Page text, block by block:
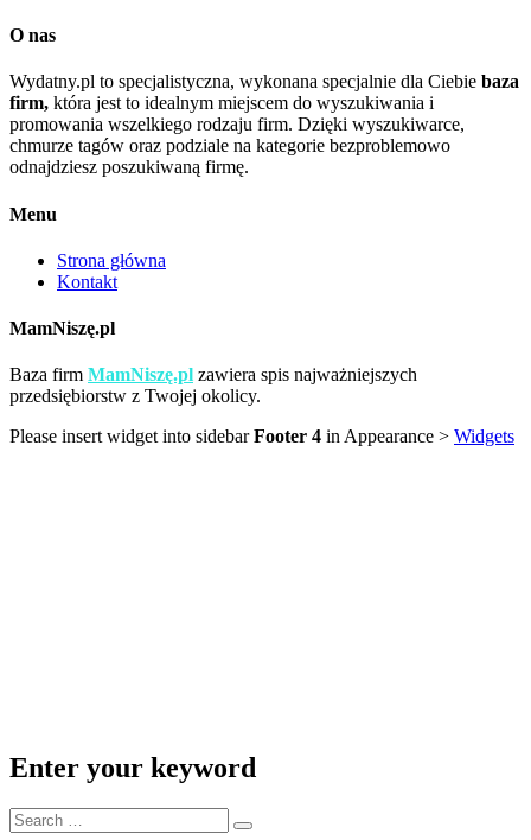
O nas
Wydatny.pl to specjalistyczna, wykonana specjalnie dla Ciebie baza
firm, która jest to idealnym miejscem do wyszukiwania i
promowania wszelkiego rodzaju firm. Dzięki wyszukiwarce,
chmurze tagów oraz podziale na kategorie bezproblemowo
odnajdziesz poszukiwaną firmę.
Menu
Strona główna
Kontakt
MamNiszę.pl
Baza firm MamNiszę.pl zawiera spis najważniejszych
przedsiębiorstw z Twojej okolicy.
Please insert widget into sidebarFooter 4 in Appearance > Widgets
Enter your keyword